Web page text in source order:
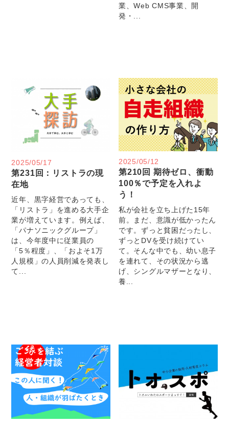
業、Web CMS事業、開
発・...
2025/05/17
第231回：リストラの現
在地
近年、黒字経営であっても、
「リストラ」を進める大手企
業が増えています。例えば、
「パナソニックグループ」
は、今年度中に従業員の
「5％程度」、「およそ1万
人規模」の人員削減を発表し
て...
2025/05/12
第210回 期待ゼロ、衝動
100％で予定を入れよ
う！
私が会社を立ち上げた15年
前。まだ、意識が低かったん
です。ずっと貧困だったし、
ずっとDVを受け続けてい
て。そんな中でも、幼い息子
を連れて、その状況から逃
げ、シングルマザーとなり、
養...